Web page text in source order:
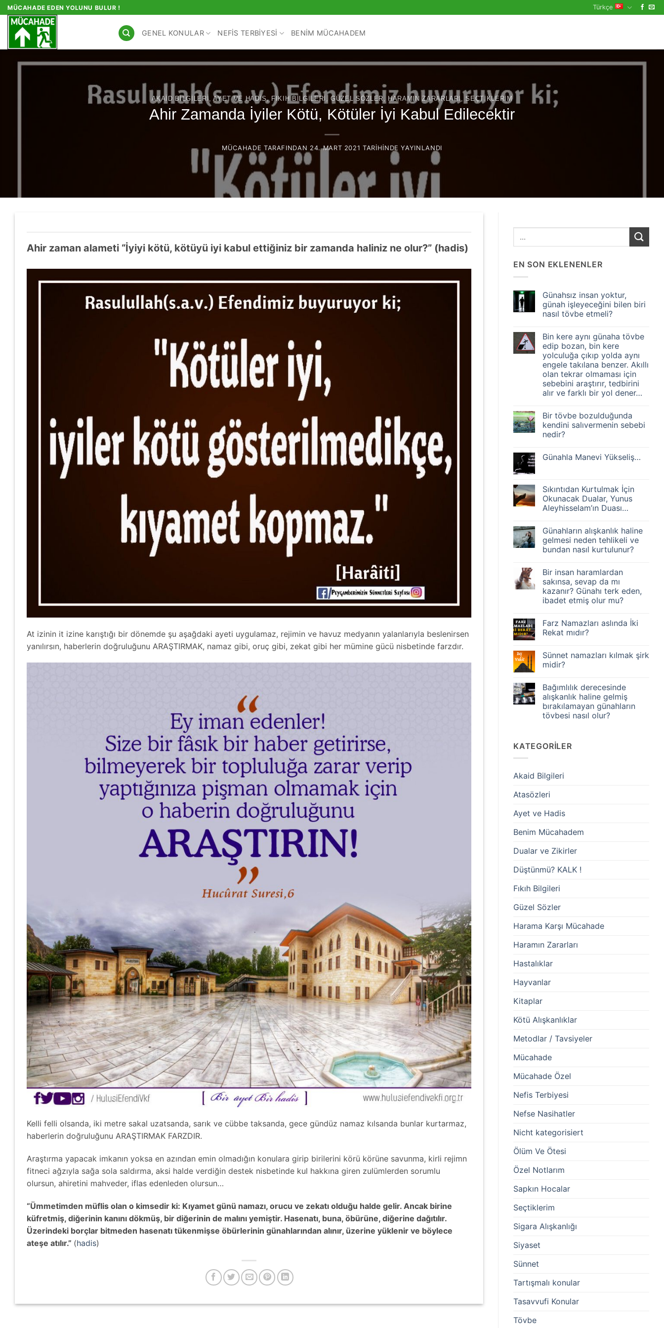
İçeriğe
atla
MÜCAHADE EDEN YOLUNU BULUR ! Türkçe
GENEL KONULAR NEFIS TERBIYESI BENIM MÜCAHADEM
AKAID BILGILERI ,AYET VE HADIS, FIKIH BILGILERI ,GÜZEL SÖZLER HARAMIN ZARARLARI SEÇTIKLERIM
Ahir Zamanda İyiler Kötü, Kötüler İyi Kabul Edilecektir
MÜCAHADE TARAFINDAN 24. MART 2021 TARIHINDE YAYINLANDI
Ahir zaman alameti “İyiyi kötü, kötüyü iyi kabul ettiğiniz bir zamanda haliniz ne olur?” (hadis)
At izinin it izine karıştığı bir dönemde şu aşağdaki ayeti uygulamaz, rejimin ve havuz medyanın yalanlarıyla beslenirsen
yanılırsın, haberlerin doğruluğunu ARAŞTIRMAK, namaz gibi, oruç gibi, zekat gibi her mümine gücü nisbetinde farzdır.
Kelli felli olsanda, iki metre sakal uzatsanda, sarık ve cübbe taksanda, gece gündüz namaz kılsanda bunlar kurtarmaz,
haberlerin doğruluğunu ARAŞTIRMAK FARZDIR.
Araştırma yapacak imkanın yoksa en azından emin olmadığın konulara girip birilerini körü körüne savunma, kirli rejimn
fitneci ağzıyla sağa sola saldırma, aksi halde verdiğin destek nisbetinde kul hakkına giren zulümlerden sorumlu
olursun, ahiretini mahveder, iflas edenleden olursun…
“Ümmetimden müflis olan o kimsedir ki: Kıyamet günü namazı, orucu ve zekatı olduğu halde gelir. Ancak birine
küfretmiş, diğerinin kanını dökmüş, bir diğerinin de malını yemiştir. Hasenatı, buna, öbürüne, diğerine dağıtılır.
Üzerindeki borçlar bitmeden hasenatı tükenmişse öbürlerinin günahlarından alınır, üzerine yüklenir ve böylece
ateşe atılır.” (hadis)
EN SON EKLENENLER
Günahsız insan yoktur,
günah işleyeceğini bilen biri
nasıl tövbe etmeli?
Günahsız
insan
yoktur,
günah
işleyeceğini
bilen
biri
nasıl
tövbe
etmeli?
Bin kere aynı günaha tövbe
edip bozan, bin kere
yolculuğa çıkıp yolda aynı
engele takılana benzer. Akıllı
olan tekrar olmaması için
sebebini araştırır, tedbirini
alır ve farklı bir yol dener…
Bin
kere
aynı
günaha
bozan,
bin
yolda
aynı
engele
takılana
benzer.
tekrar
olmaması
için
sebebini
alır
ve
farklı
bir
yol
dener…
Bir tövbe bozulduğunda
kendini salıvermenin sebebi
nedir?
Bir
sebebi
nedir?
Günahla Manevi Yükseliş…
Manevi
Yükseliş…
Sıkıntıdan Kurtulmak İçin
Okunacak Dualar, Yunus
Aleyhisselam’ın Duası…
Sıkıntıdan
Kurtulmak
İçin
Okunacak
Aleyhisselam’ın
Duası…
Günahların alışkanlık haline
gelmesi neden tehlikeli ve
bundan nasıl kurtulunur?
Günahların
alışkanlık
haline
gelmesi
neden
tehlikeli
nasıl
kurtulunur?
Bir insan haramlardan
sakınsa, sevap da mı
kazanır? Günahı terk eden,
ibadet etmiş olur mu?
Bir
insan
haramlardan
da
kazanır?
eden,
ibadet
etmiş
olur
mu?
Farz Namazları aslında İki
Rekat mıdır?
Farz
Namazları
aslında
mıdır?
Sünnet namazları kılmak şirk
midir?
Sünnet
namazları
kılmak
şirk
midir?
Bağımlılık derecesinde
alışkanlık haline gelmiş
bırakılamayan günahların
tövbesi nasıl olur?
derecesinde
alışkanlık
günahların
tövbesi
olur?
KATEGORILER
Akaid Bilgileri
Atasözleri
Ayet ve Hadis
Benim Mücahadem
Dualar ve Zikirler
Düştünmü? KALK !
Fıkıh Bilgileri
Güzel Sözler
Harama Karşı Mücahade
Haramın Zararları
Hastalıklar
Hayvanlar
Kitaplar
Kötü Alışkanlıklar
Metodlar / Tavsiyeler
Mücahade
Mücahade Özel
Nefis Terbiyesi
Nefse Nasihatler
Nicht kategorisiert
Ölüm Ve Ötesi
Özel Notlarım
Sapkın Hocalar
Seçtiklerim
Sigara Alışkanlığı
Siyaset
Sünnet
Tartışmalı konular
Tasavvufi Konular
Tövbe